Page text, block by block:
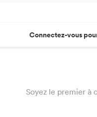
Connectez-vous
Soyez le premier à